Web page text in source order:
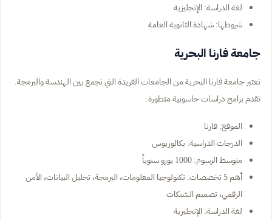
لغة الدراسة: الإنجليزية
شروطها: شهادة الثانوية العامة
جامعة فارنا البحرية
تعتبر جامعة فارنا البحرية من الجامعات الفريدة التي تجمع بين الهندسة والبرمجة.
تقدم برامج دراسات حاسوبية متطورة.
الموقع: فارنا
الدرجات الدراسية: بكالوريوس
متوسط الرسوم: 1000 يورو سنوياً
أهم 5 تخصصات: تكنولوجيا المعلومات، البرمجة، تحليل البيانات، الأمن
الرقمي، تصميم الشبكات
لغة الدراسة: الإنجليزية